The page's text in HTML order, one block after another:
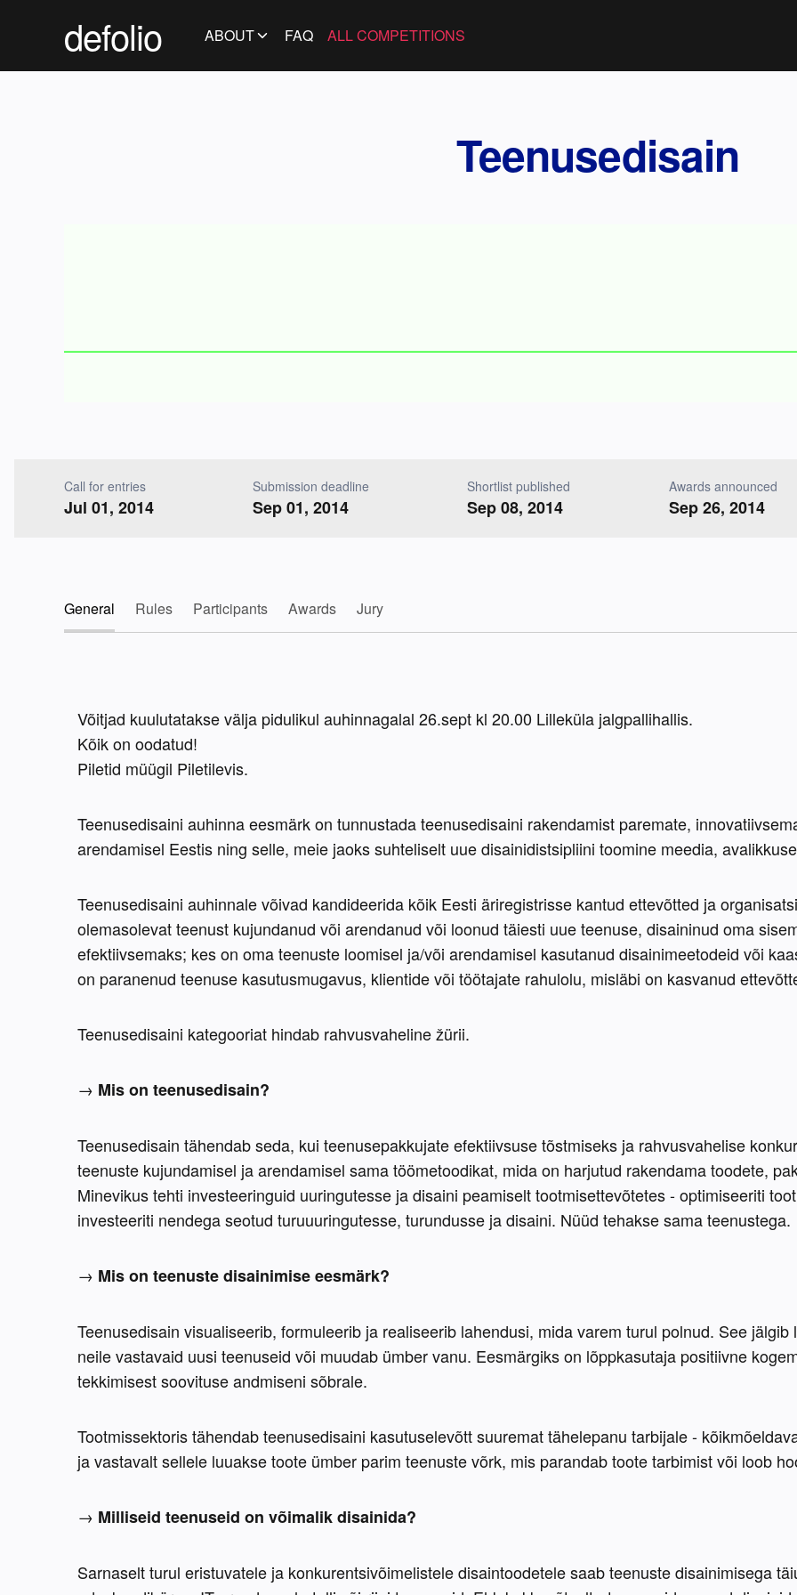
defolio ABOUT FAQ ALL COMPETITIONS
Teenusedisain
Call for entries
Jul 01, 2014
Submission deadline
Sep 01, 2014
Shortlist published
Sep 08, 2014
Awards announced
Sep 26, 2014
General Rules Participants Awards Jury
Võitjad kuulutatakse välja pidulikul auhinnagalal 26.sept kl 20.00 Lilleküla jalgpallihallis.
Kõik on oodatud!
Piletid müügil Piletilevis.
Teenusedisaini auhinna eesmärk on tunnustada teenusedisaini rakendamist paremate,
arendamisel Eestis ning selle, meie jaoks suhteliselt uue disainidistsipliini toomine meedia,
Teenusedisaini auhinnale võivad kandideerida kõik Eesti äriregistrisse kantud ettevõtted ja
olemasolevat teenust kujundanud või arendanud või loonud täiesti uue teenuse, disaininud oma
efektiivsemaks; kes on oma teenuste loomisel ja/või arendamisel kasutanud disainimeetodeid või
on paranenud teenuse kasutusmugavus, klientide või töötajate rahulolu, misläbi on kasvanud
Teenusedisaini kategooriat hindab rahvusvaheline žürii.
→ Mis on teenusedisain?
Teenusedisain tähendab seda, kui teenusepakkujate efektiivsuse tõstmiseks ja rahvusvahelise
teenuste kujundamisel ja arendamisel sama töömetoodikat, mida on harjutud rakendama toodete,
Minevikus tehti investeeringuid uuringutesse ja disaini peamiselt tootmisettevõtetes - optimiseeriti
investeeriti nendega seotud turuuuringutesse, turundusse ja disaini. Nüüd tehakse sama teenustega.
→ Mis on teenuste disainimise eesmärk?
Teenusedisain visualiseerib, formuleerib ja realiseerib lahendusi, mida varem turul polnud. See
neile vastavaid uusi teenuseid või muudab ümber vanu. Eesmärgiks on lõppkasutaja positiivne
tekkimisest soovituse andmiseni sõbrale.
Tootmissektoris tähendab teenusedisaini kasutuselevõtt suuremat tähelepanu tarbijale -
ja vastavalt sellele luuakse toote ümber parim teenuste võrk, mis parandab toote tarbimist või loob
→ Milliseid teenuseid on võimalik disainida?
Sarnaselt turul eristuvatele ja konkurentsivõimelistele disaintoodetele saab teenuste disainimisega